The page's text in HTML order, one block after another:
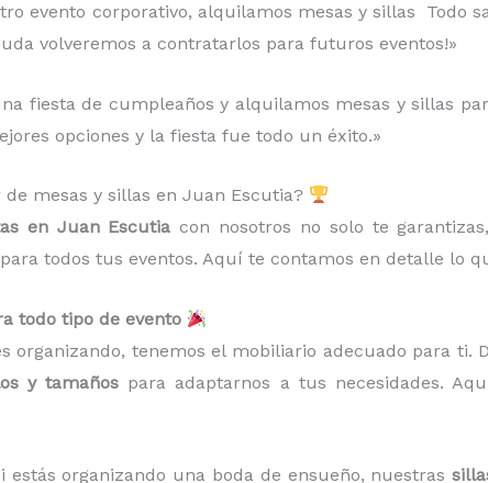
evento corporativo, alquilamos mesas y sillas Todo
volveremos a contratarlos para futuros eventos!»
fiesta de cumpleaños y alquilamos mesas y sillas
opciones y la fiesta fue todo un éxito.»
mesas y sillas en Juan Escutia?
en Juan Escutia con nosotros no solo te
todos tus eventos. Aquí te contamos en detalle lo
todo tipo de evento
organizando, tenemos el mobiliario adecuado para ti.
y tamaños para adaptarnos a tus necesidades.
estás organizando una boda de ensueño, nuestras